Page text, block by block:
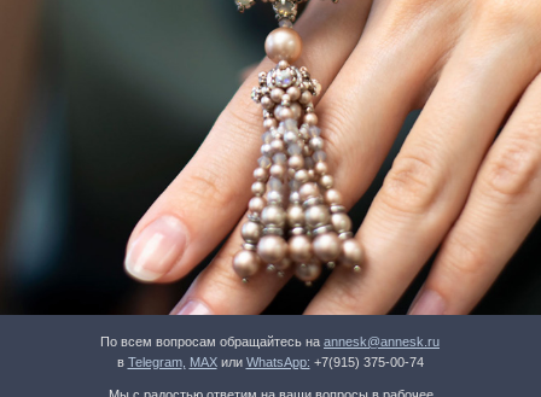
По всем вопросам обращайтесь на annesk@annesk.ru
в Telegram, MAX или WhatsApp: +7(915) 375-00-74
Мы с радостью ответим на ваши вопросы в рабочее